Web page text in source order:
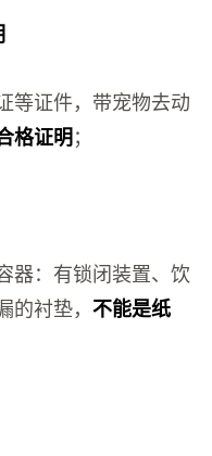
等证件，带宠物去动
格证明；
器：有锁闭装置、饮
的衬垫，不能是纸